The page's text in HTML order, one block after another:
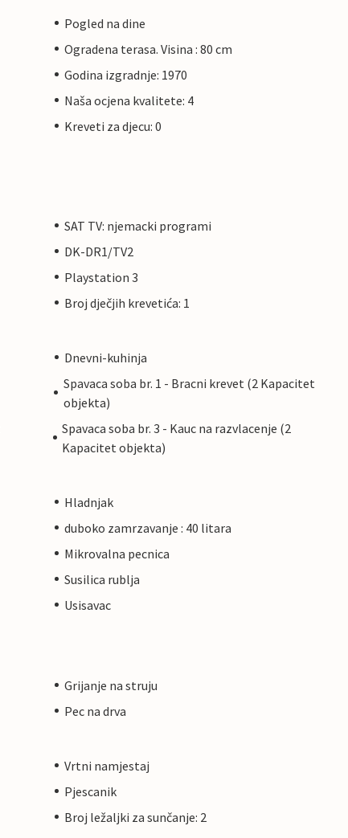
Pogled na dine
Ogradena terasa. Visina : 80 cm
Godina izgradnje: 1970
Naša ocjena kvalitete: 4
Kreveti za djecu: 0
SAT TV: njemacki programi
DK-DR1/TV2
Playstation 3
Broj dječjih krevetića: 1
Dnevni-kuhinja
Spavaca soba br. 1 - Bracni krevet (2 Kapacitet
objekta)
Spavaca soba br. 3 - Kauc na razvlacenje (2
Kapacitet objekta)
Hladnjak
duboko zamrzavanje : 40 litara
Mikrovalna pecnica
Susilica rublja
Usisavac
Grijanje na struju
Pec na drva
Vrtni namjestaj
Pjescanik
Broj ležaljki za sunčanje: 2